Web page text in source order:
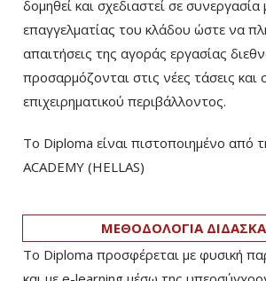
δομηθεί και σχεδιαστεί σε
επαγγελματίας του κλάδου ώστε να
απαιτήσεις της αγοράς εργασίας
προσαρμόζονται στις νέες τάσεις και
επιχειρηματικού περιβάλλοντος.
Το Diploma είναι πιστοποιημένο από
ACADEMY (HELLAS)­
ΜΕΘΟΔΟΛΟΓΙΑ
Το Diploma προσφέρεται με φυσική